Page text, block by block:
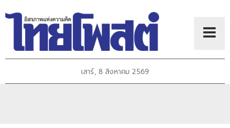
เสาร์, 8 สิงหาคม 2569